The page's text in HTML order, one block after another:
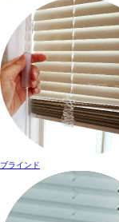
ブラインド